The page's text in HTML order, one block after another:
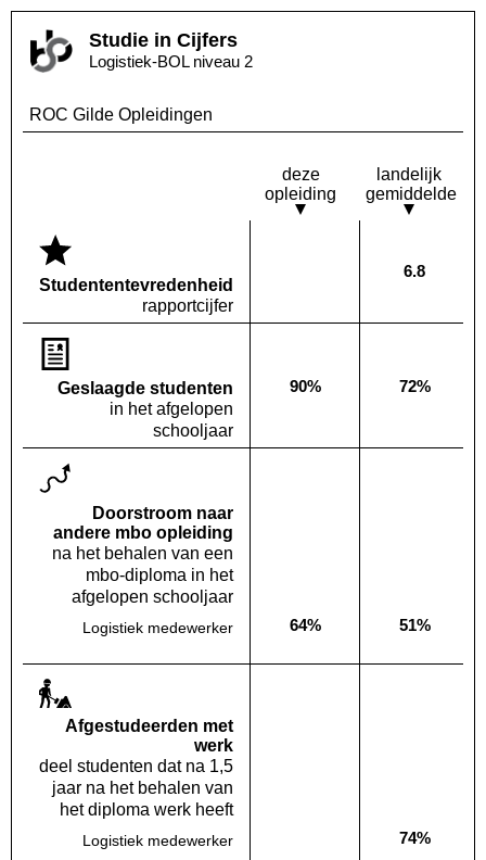
Studie in Cijfers
Logistiek-BOL niveau 2
ROC Gilde Opleidingen
deze
opleiding
landelijk
gemiddelde
Studenten­tevredenheid
rapportcijfer
Deze opleiding:
Geen waarde bekend
Landelijk
6.8
Geslaagde studenten
in het afgelopen
schooljaar
Deze opleiding:
90% Landelijk
72%
Doorstroom naar
andere mbo opleiding
na het behalen van een
mbo-diploma in het
afgelopen schooljaar
Logistiek medewerker Deze opleiding:
64% Landelijk
51%
Af­gestudeerden met
werk
deel studenten dat na 1,5
jaar na het behalen van
het diploma werk heeft
Logistiek medewerker Deze opleiding:
Geen waarde bekendLandelijk
74%